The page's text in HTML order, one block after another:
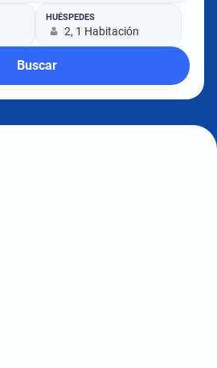
HUÉSPEDES
2, 1 Habitación
Buscar